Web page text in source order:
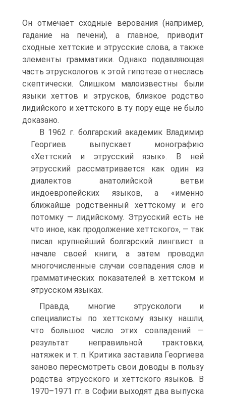
Он отмечает сходные верования (например,
гадание на печени), а главное, приводит
сходные хеттские и этрусские слова, а также
элементы грамматики. Однако подавляющая
часть этрускологов к этой гипотезе отнеслась
скептически. Слишком малоизвестны были
языки хеттов и этрусков, близкое родство
лидийского и хеттского в ту пору еще не было
доказано.
В 1962 г. болгарский академик Владимир
Георгиев выпускает монографию
«Хеттский и этрусский язык». В ней
этрусский рассматривается как один из
диалектов анатолийской ветви
индоевропейских языков, а «именно
ближайше родственный хеттскому и его
потомку — лидийскому. Этрусский есть не
что иное, как продолжение хеттского», — так
писал крупнейший болгарский лингвист в
начале своей книги, а затем проводил
многочисленные случаи совпадения слов и
грамматических показателей в хеттском и
этрусском языках.
Правда, многие этрускологи и
специалисты по хеттскому языку нашли,
что большое число этих совпадений —
результат неправильной трактовки,
натяжек и т. п. Критика заставила Георгиева
заново пересмотреть свои доводы в пользу
родства этрусского и хеттского языков. В
1970–1971 гг. в Софии выходят два выпуска